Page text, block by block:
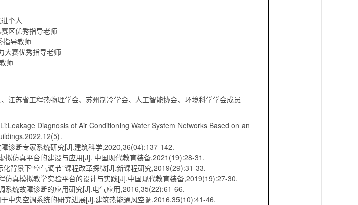
个人
区优秀指导老师
指导教师
大赛优秀指导老师
师
江苏省工程热物理学会、苏州制冷学会、人工智能协会、环境科学学会成员
Diagnosis of Air Conditioning Water System Networks Based on an
诊断专家系统研究[J].建筑科学,2020,36(04):137-142.
拟仿真平台的建设与应用[J]. 中国现代教育装备,2021(19):28-31.
背景下“空气调节”课程改革探微[J].新课程研究,2019(29):31-33.
仿真模拟教学实验平台的设计与实践[J].中国现代教育装备,2019(19):27-30.
系统故障诊断的应用研究[J].电气应用,2016,35(22):61-66.
中央空调系统的研究进展[J].建筑热能通风空调,2016,35(10):41-46.